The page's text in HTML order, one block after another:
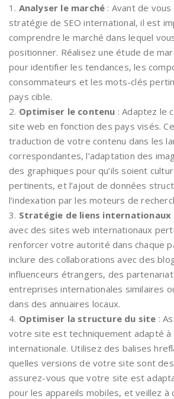
1. Analyser le marché : Avant de vous
stratégie de SEO international, il est
comprendre le marché dans lequel
positionner. Réalisez une étude de
pour identifier les tendances, les
consommateurs et les mots-clés
pays cible.
2. Optimiser le contenu : Adaptez le
site web en fonction des pays visés.
traduction de votre contenu dans les
correspondantes, l’adaptation des
des graphiques pour qu’ils soient
pertinents, et l’ajout de données
l’indexation par les moteurs de
3. Stratégie de liens internationaux
avec des sites web internationaux
renforcer votre autorité dans chaque
inclure des collaborations avec des
influenceurs étrangers, des
entreprises internationales similaires
dans des annuaires locaux.
4. Optimiser la structure du site :
votre site est techniquement adapté à
internationale. Utilisez des balises
quelles versions de votre site sont
assurez-vous que votre site est
pour les appareils mobiles, et veillez à